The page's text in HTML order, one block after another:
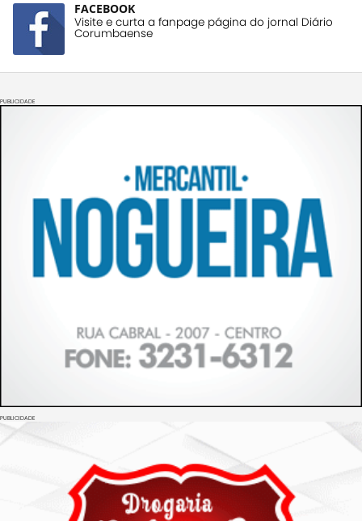
FACEBOOK
Visite e curta a fanpage página do jornal Diário
Corumbaense
PUBLICIDADE
PUBLICIDADE